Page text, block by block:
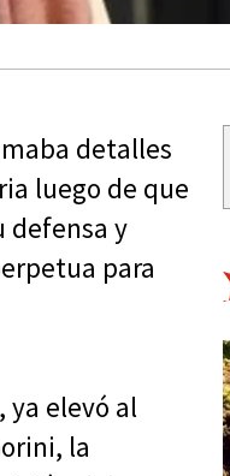
detalles
luego de que
defensa y
para
ya elevó al
la